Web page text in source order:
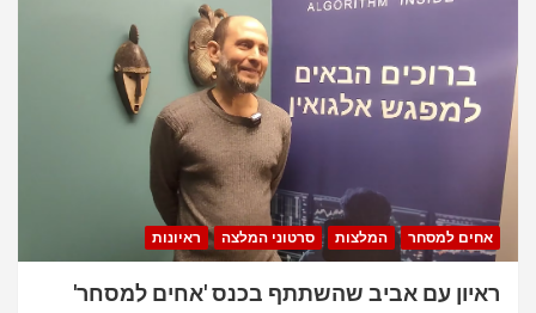
אחים למסחר המלצות סרטוני המלצה ראיונות
ראיון עם אביב שהשתתף בכנס 'אחים למסחר'